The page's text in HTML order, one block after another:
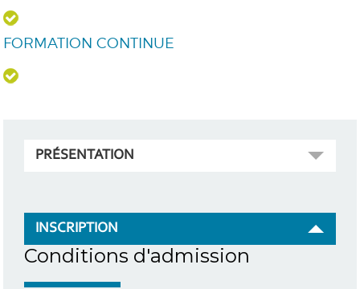
FORMATION CONTINUE
PRÉSENTATION
INSCRIPTION
Conditions d'admission